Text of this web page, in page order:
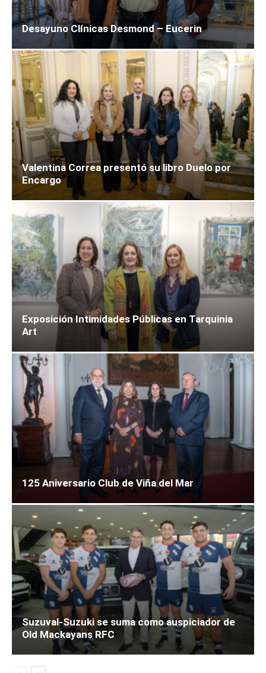
Desayuno Clínicas Desmond – Eucerin
Valentina Correa presentó su libro Duelo por
Encargo
Exposición Intimidades Públicas en Tarquinia
Art
125 Aniversario Club de Viña del Mar
Suzuval-Suzuki se suma como auspiciador de
Old Mackayans RFC